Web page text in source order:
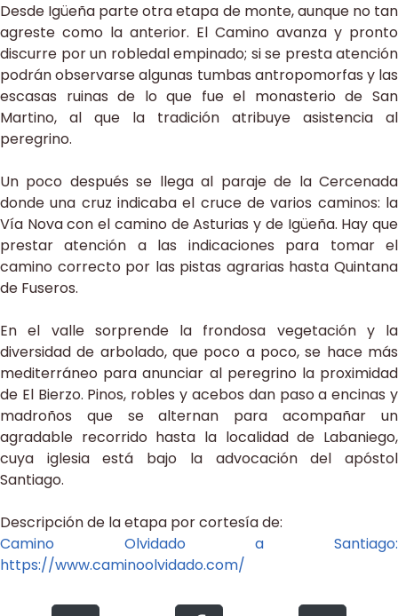
Desde Igüeña parte otra etapa de monte, aunque no tan
agreste como la anterior. El Camino avanza y pronto
discurre por un robledal empinado; si se presta atención
podrán observarse algunas tumbas antropomorfas y las
escasas ruinas de lo que fue el monasterio de San
Martino, al que la tradición atribuye asistencia al
peregrino.
Un poco después se llega al paraje de la Cercenada
donde una cruz indicaba el cruce de varios caminos: la
Vía Nova con el camino de Asturias y de Igüeña. Hay que
prestar atención a las indicaciones para tomar el
camino correcto por las pistas agrarias hasta Quintana
de Fuseros.
En el valle sorprende la frondosa vegetación y la
diversidad de arbolado, que poco a poco, se hace más
mediterráneo para anunciar al peregrino la proximidad
de El Bierzo. Pinos, robles y acebos dan paso a encinas y
madroños que se alternan para acompañar un
agradable recorrido hasta la localidad de Labaniego,
cuya iglesia está bajo la advocación del apóstol
Santiago.
Descripción de la etapa por cortesía de:
Camino Olvidado a Santiago:
https://www.caminoolvidado.com/